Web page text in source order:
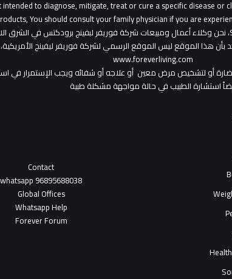
to diagnose, mitigate, treat or cure a specific disease
You should consult your family physician if you are
: هذا الموقع من ملك لشركة فوريفر ليفينج شوب ش.م.ح - رخصة تجارية رقم 99380، نحن وكلاء أعمال ومبيعات
بأن هذا الموقع ليس الموقع الرسمي لشركة فوريفر ليفينج
www.foreverliving.com
أو لتشخيص مرض معين أو علاجه أو شفائه ويجب الإستمرار في
استشارة الطبيب في حالة مواجهة مشكلة طبية
Contact
whatsapp 96895688038
Global Offices
Whatsapp Help
Forever Forum